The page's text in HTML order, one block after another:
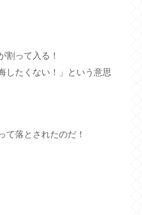
割って入る！
したくない！」という意思
て落とされたのだ！